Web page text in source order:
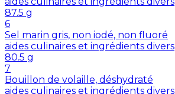
87.5 g
6
Sel marin gris, non iodé, non fluoré
aides culinaires et ingrédients divers
80.5 g
7
Bouillon de volaille, déshydraté
aides culinaires et ingrédients divers